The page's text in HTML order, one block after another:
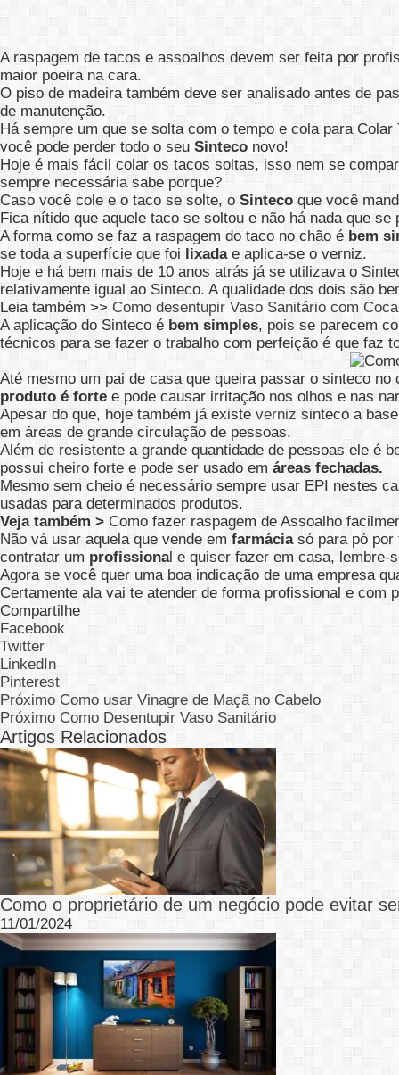
A raspagem de tacos e assoalhos devem ser feita por
maior poeira na cara.
O piso de madeira também deve ser analisado antes de
de manutenção.
Há sempre um que se solta com o tempo e cola para
você pode perder todo o seu Sinteco novo!
Hoje é mais fácil colar os tacos soltas, isso nem se
sempre necessária sabe porque?
Caso você cole e o taco se solte, o Sinteco que você
Fica nítido que aquele taco se soltou e não há nada que
A forma como se faz a raspagem do taco no chão é bem
se toda a superfície que foi lixadae aplica-se o verniz.
Hoje e há bem mais de 10 anos atrás já se utilizava o
relativamente igual ao Sinteco. A qualidade dos dois são
Leia também >> Como desentupir Vaso Sanitário com
A aplicação do Sinteco é bem simples, pois se parecem
técnicos para se fazer o trabalho com perfeição é que faz
Até mesmo um pai de casa que queira passar o sinteco
produto é forte e pode causar irritação nos olhos e nas
Apesar do que, hoje também já existe verniz sinteco a
em áreas de grande circulação de pessoas.
Além de resistente a grande quantidade de pessoas ele é
possui cheiro forte e pode ser usado em áreas fechadas.
Mesmo sem cheio é necessário sempre usar EPI nestes
usadas para determinados produtos.
Veja também > Como fazer raspagem de Assoalho
Não vá usar aquela que vende em farmáciasó para pó por
contratar um profissional e quiser fazer em casa, lembre-
Agora se você quer uma boa indicação de uma empresa
Certamente ala vai te atender de forma profissional e com
Compartilhe
Facebook
Twitter
LinkedIn
Pinterest
Próximo Como usar Vinagre de Maçã no Cabelo
Próximo Como Desentupir Vaso Sanitário
Artigos Relacionados
Como o proprietário de um negócio pode evitar
11/01/2024